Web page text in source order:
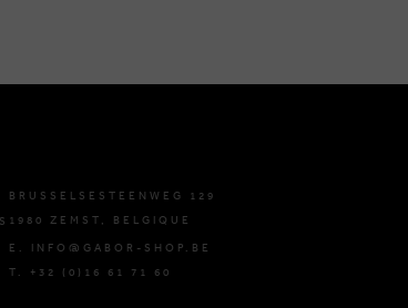
BRUSSELSESTEENWEG 129
1980 ZEMST, BELGIQUE
E. INFO@GABOR-SHOP.BE
T. +32 (0)16 61 71 60